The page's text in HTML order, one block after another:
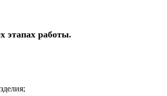
этапах работы.